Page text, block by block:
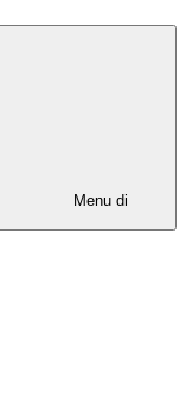
Menu di